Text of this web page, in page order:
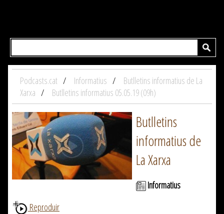
Podcasts.cat Informatius
Butlletins informatius de La
Xarxa
Butlletins informatius 05.05.19 (09h)
Butlletins
informatius de
La Xarxa
Informatius
Reproduir